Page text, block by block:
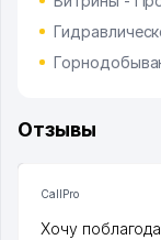
Отзывы
CallPro
Хочу